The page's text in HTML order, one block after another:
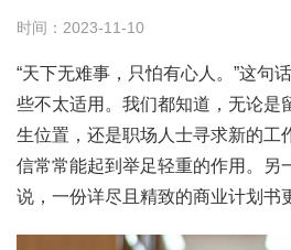
时间：2023-11-10
“天下无难事，只怕有心人。”这句
些不太适用。我们都知道，无论是
生位置，还是职场人士寻求新的工
信常常能起到举足轻重的作用。另
说，一份详尽且精致的商业计划书